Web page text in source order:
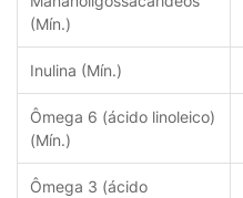
(Mín.)
Inulina (Mín.)
Ômega 6 (ácido linoleico)
(Mín.)
Ômega 3 (ácido